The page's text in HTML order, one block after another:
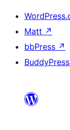
Matt ↗
bbPress ↗
BuddyPress